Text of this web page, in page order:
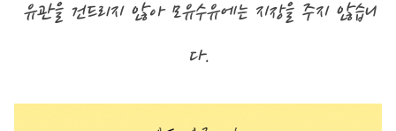
유관을 건드리지 않아 모유수유에는 지장을 주지 않습니
다.